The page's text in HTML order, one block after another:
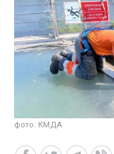
фото: КМДА